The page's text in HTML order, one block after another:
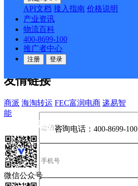
API文档 接入指南 价格说明
产业资讯
物流百科
400-8699-100
推广者中心
注册 登录
关于我们
公司介绍 企业动态
合作伙伴 快递鸟接口服务协议
户隐私政策
友情链接
商派 海淘转运 FEC富润电商 递易智
能
咨询电话： 400-8699-100
微信公众号